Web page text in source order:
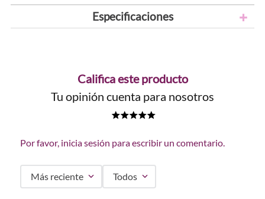
Especificaciones
Califica este producto
Tu opinión cuenta para nosotros
Por favor, inicia sesión para escribir un comentario.
Más reciente Todos